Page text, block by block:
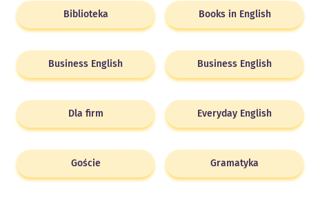
Biblioteka Books in English
Business English Business English
Dla firm Everyday English
Goście Gramatyka